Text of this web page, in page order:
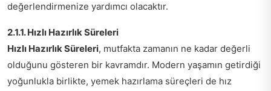
değerlendirmenize yardımcı olacaktır.
2.1.1. Hızlı Hazırlık Süreleri
Hızlı Hazırlık Süreleri, mutfakta zamanın ne kadar değerli
olduğunu gösteren bir kavramdır. Modern yaşamın getirdiği
yoğunlukla birlikte, yemek hazırlama süreçleri de hız